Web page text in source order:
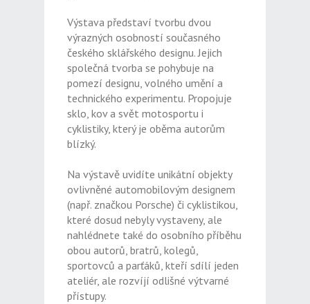
Výstava představí tvorbu dvou
výrazných osobností současného
českého sklářského designu. Jejich
společná tvorba se pohybuje na
pomezí designu, volného umění a
technického experimentu. Propojuje
sklo, kov a svět motosportu i
cyklistiky, který je oběma autorům
blízký.
Na výstavě uvidíte unikátní objekty
ovlivněné automobilovým designem
(např. značkou Porsche) či cyklistikou,
které dosud nebyly vystaveny, ale
nahlédnete také do osobního příběhu
obou autorů, bratrů, kolegů,
sportovců a parťáků, kteří sdílí jeden
ateliér, ale rozvíjí odlišné výtvarné
přístupy.